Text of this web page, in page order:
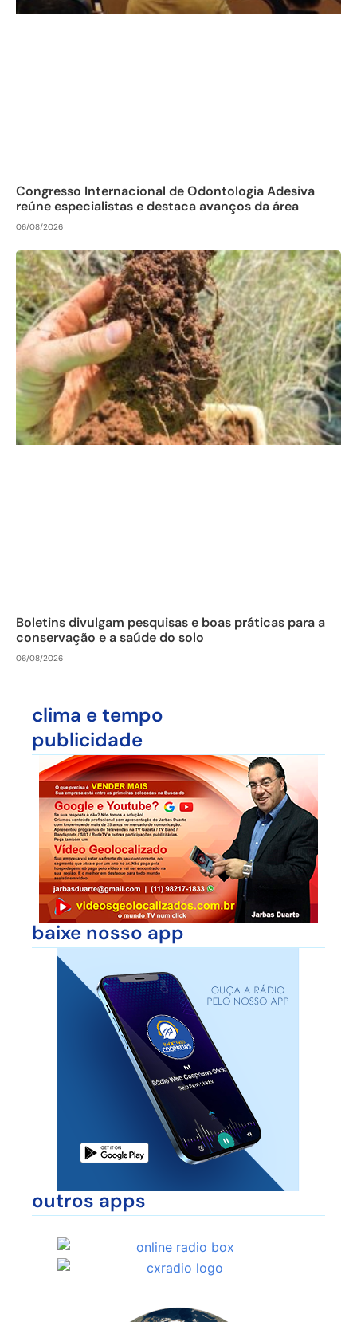
Congresso Internacional de Odontologia Adesiva
reúne especialistas e destaca avanços da área
06/08/2026
Boletins divulgam pesquisas e boas práticas para a
conservação e a saúde do solo
06/08/2026
clima e tempo
publicidade
baixe nosso app
outros apps